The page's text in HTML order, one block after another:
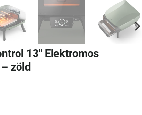
13″ Elektromos
zöld